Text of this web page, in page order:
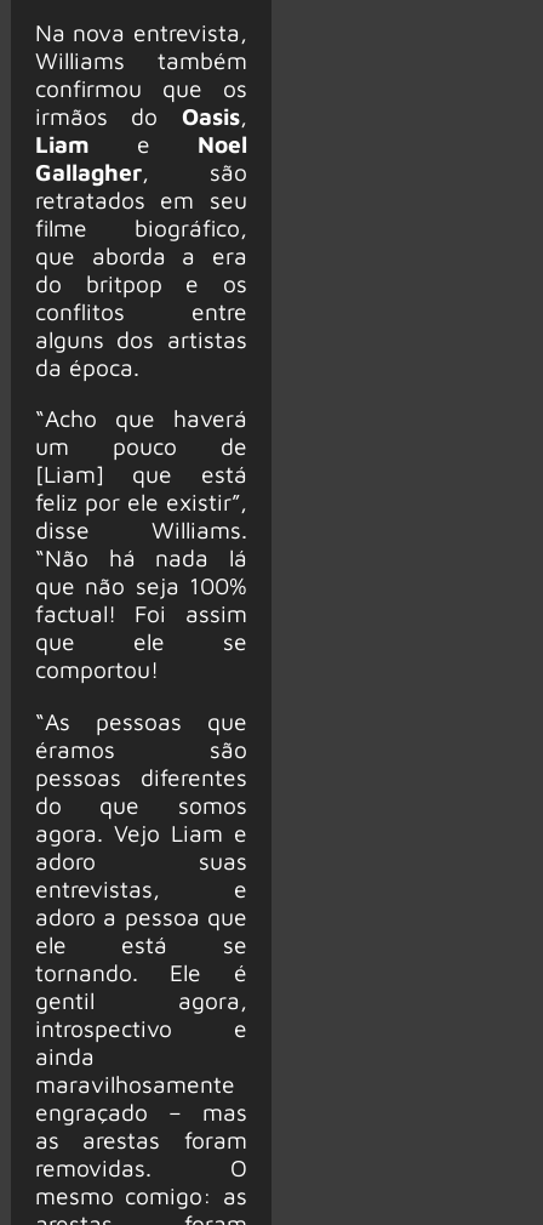
Na nova entrevista,
Williams também
confirmou que os
irmãos do Oasis,
Liam e Noel
Gallagher, são
retratados em seu
filme biográfico,
que aborda a era
do britpop e os
conflitos entre
alguns dos artistas
da época.
“Acho que haverá
um pouco de
[Liam] que está
feliz por ele existir”,
disse Williams.
“Não há nada lá
que não seja 100%
factual! Foi assim
que ele se
comportou!
“As pessoas que
éramos são
pessoas diferentes
do que somos
agora. Vejo Liam e
adoro suas
entrevistas, e
adoro a pessoa que
ele está se
tornando. Ele é
gentil agora,
introspectivo e
ainda
maravilhosamente
engraçado – mas
as arestas foram
removidas. O
mesmo comigo: as